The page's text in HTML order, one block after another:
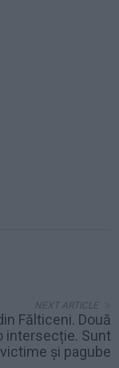
NEXT ARTICLE
Fălticeni. Două
intersecție. Sunt
victime și pagube